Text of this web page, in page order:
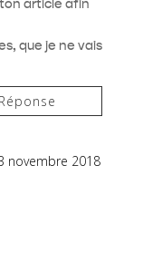
article afin
que je ne vais
Réponse
novembre 2018